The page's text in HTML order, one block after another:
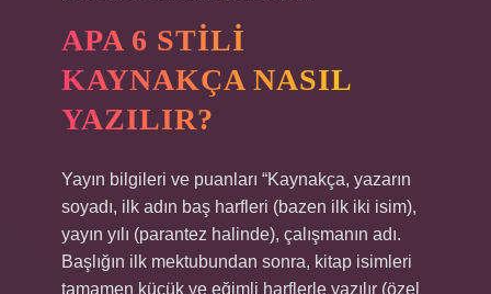
APA 6 STILI
KAYNAKÇA NASIL
YAZILIR?
Yayın bilgileri ve puanları “Kaynakça, yazarın
soyadı, ilk adın baş harfleri (bazen ilk iki isim),
yayın yılı (parantez halinde), çalışmanın adı.
Başlığın ilk mektubundan sonra, kitap isimleri
tamamen küçük ve eğimli harflerle yazılır (özel